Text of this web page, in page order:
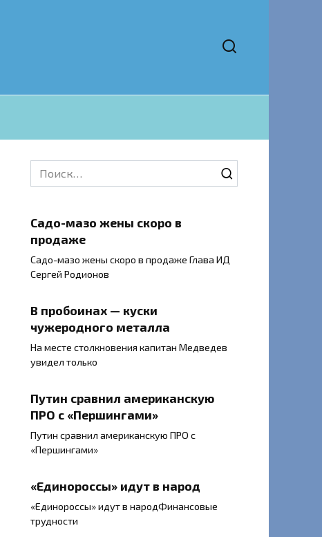
Search
for:
Садо-мазо жены скоро в
продаже
Садо-мазо жены скоро в продаже Глава ИД
Сергей Родионов
В пробоинах — куски
чужеродного металла
На месте столкновения капитан Медведев
увидел только
Путин сравнил американскую
ПРО с «Першингами»
Путин сравнил американскую ПРО с
«Першингами»
«Единороссы» идут в народ
«Единороссы» идут в народФинансовые
трудности